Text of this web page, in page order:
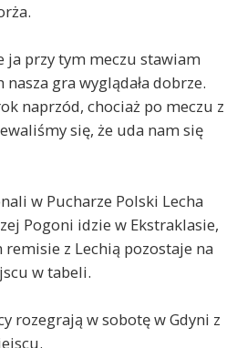
ja przy tym meczu stawiam
gra wyglądała dobrze.
naprzód, chociaż po meczu z
się, że uda nam się
w Pucharze Polski Lecha
Pogoni idzie w Ekstraklasie,
z Lechią pozostaje na
w tabeli.
rozegrają w sobotę w Gdyni z